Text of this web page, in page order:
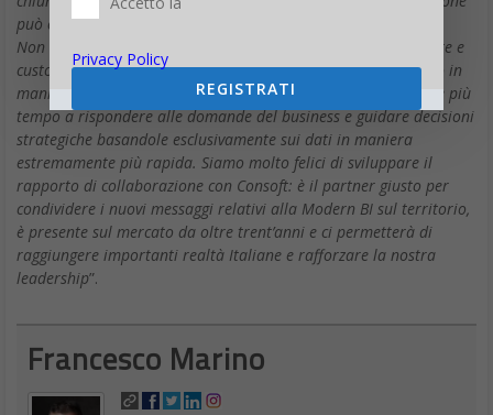
può connettersi, visualizzare e condividere insights.
Non è più necessario spendere giorni, settimane, nel preparare e
customizzare grafici o report, il carico di lavoro è ridistribuito in
maniera più efficiente. Tableau offre l’opportunità di dedicare più
tempo a rispondere alle domande del business e guidare decisioni
strategiche basandole esclusivamente sui dati in maniera
estremamente più rapida. Siamo molto felici di sviluppare il
rapporto di collaborazione con Consoft: è il partner giusto per
condividere i nuovi messaggi relativi alla Modern BI sul territorio,
è presente sul mercato da oltre trent’anni e ci permetterà di
raggiungere importanti realtà Italiane e rafforzare la nostra
leadership”.
Francesco Marino
Privacy Policy
REGISTRATI